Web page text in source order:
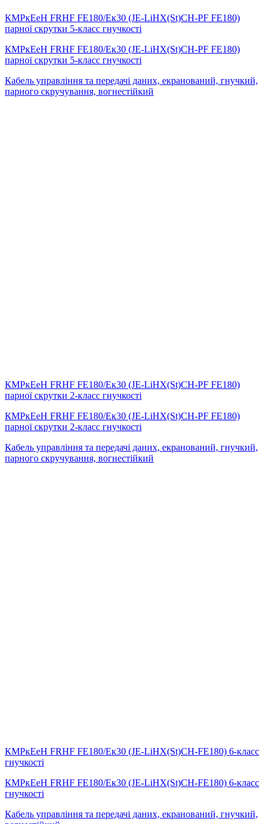
КМРкЕеН FRHF FE180/Eк30 (JE-LiHX(St)СH-PF FE180)
парної скрутки 5-класс гнучкості
КМРкЕеН FRHF FE180/Eк30 (JE-LiHX(St)СH-PF FE180)
парної скрутки 5-класс гнучкості
Кабель управління та передачі даних, екранований, гнучкий,
парного скручування, вогнестійкий
КМРкЕеН FRHF FE180/Eк30 (JE-LiHX(St)СH-PF FE180)
парної скрутки 2-класс гнучкості
КМРкЕеН FRHF FE180/Eк30 (JE-LiHX(St)СH-PF FE180)
парної скрутки 2-класс гнучкості
Кабель управління та передачі даних, екранований, гнучкий,
парного скручування, вогнестійкий
КМРкЕеН FRHF FE180/Eк30 (JE-LiHX(St)СH-FE180) 6-класс
гнучкості
КМРкЕеН FRHF FE180/Eк30 (JE-LiHX(St)СH-FE180) 6-класс
гнучкості
Кабель управління та передачі даних, екранований, гнучкий,